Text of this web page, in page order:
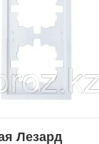
Лезард